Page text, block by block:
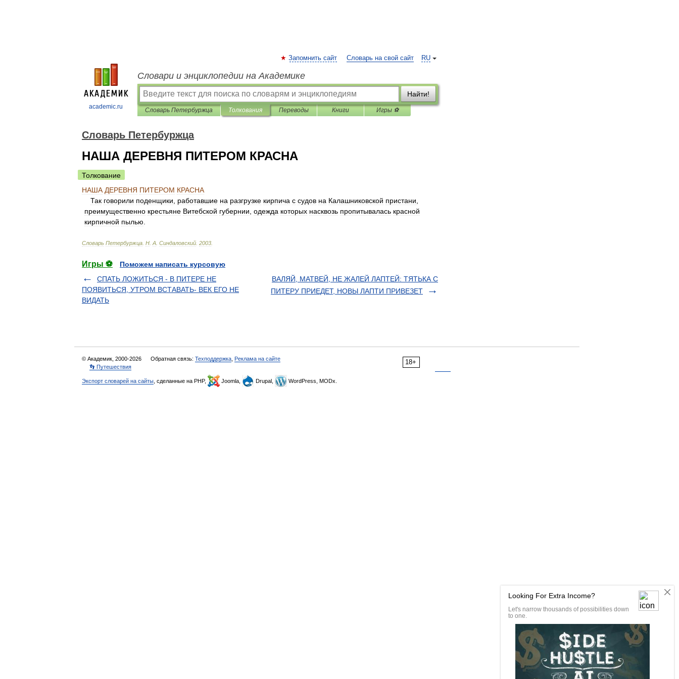
academic.ru
RU
Запомнить сайт Словарь на свой сайт
Словари и энциклопедии на Академике
Найти!
Словарь Петербуржца Толкования Переводы Книги Игры ⚽
Словарь Петербуржца
НАША ДЕРЕВНЯ ПИТЕРОМ КРАСНА
Толкование
НАША ДЕРЕВНЯ ПИТЕРОМ КРАСНА
Так говорили поденщики работавшие на разгрузке кирпича с судов на Калашниковской пристани
преимущественно крестьяне Витебской губернии одежда которых насквозь пропитывалась красной
кирпичной пылью
Словарь Петербуржца Н А Синдаловский 2003
Игры ⚽
Поможем написать курсовую
СПАТЬ ЛОЖИТЬСЯ - В ПИТЕРЕ НЕ
ПОЯВИТЬСЯ, УТРОМ ВСТАВАТЬ- ВЕК ЕГО НЕ
ВИДАТЬ
ВАЛЯЙ, МАТВЕЙ, НЕ ЖАЛЕЙ ЛАПТЕЙ: ТЯТЬКА С
ПИТЕРУ ПРИЕДЕТ, НОВЫ ЛАПТИ ПРИВЕЗЕТ
18+
© Академик, 2000-2026 Обратная связь: Техподдержка Реклама на сайте
👣 Путешествия
Экспорт словарей на сайты , сделанные на PHP, Joomla, Drupal, WordPress, MODx.